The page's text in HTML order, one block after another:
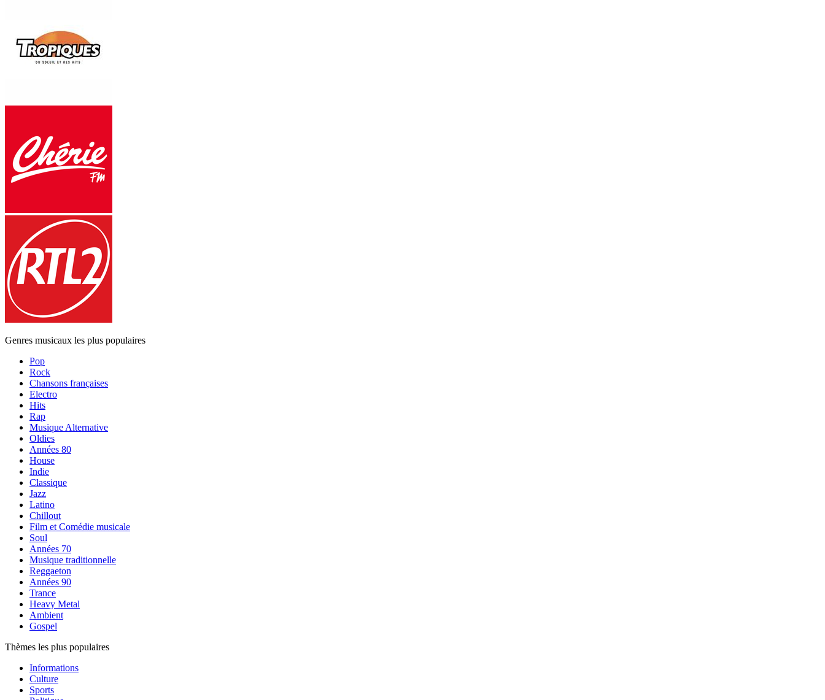
Genres musicaux les plus populaires
Pop
Rock
Chansons françaises
Electro
Hits
Rap
Musique Alternative
Oldies
Années 80
House
Indie
Classique
Jazz
Latino
Chillout
Film et Comédie musicale
Soul
Années 70
Musique traditionnelle
Reggaeton
Années 90
Trance
Heavy Metal
Ambient
Gospel
Thèmes les plus populaires
Informations
Culture
Sports